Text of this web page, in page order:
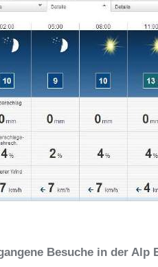
Besuche in der Alp